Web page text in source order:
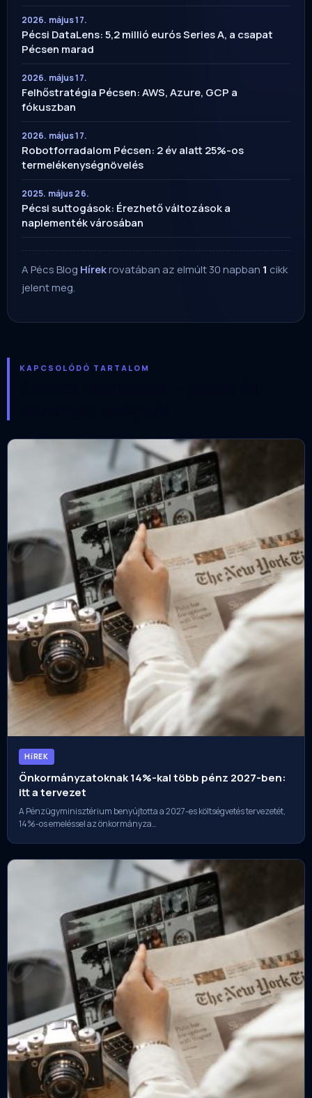
2026. május 17.
Pécsi DataLens: 5,2 millió eurós Series A, a csapat
Pécsen marad
2026. május 17.
Felhőstratégia Pécsen: AWS, Azure, GCP a
fókuszban
2026. május 17.
Robotforradalom Pécsen: 2 év alatt 25%-os
termelékenységnövelés
2025. május 26.
Pécsi suttogások: Érezhető változások a
naplementék városában
A Pécs Blog Hírekrovatában az elmúlt 30 napban 1 cikk
jelent meg.
KAPCSOLÓDÓ TARTALOM
HíREK
Önkormányzatoknak 14%-kal több pénz 2027-ben:
itt a tervezet
A Pénzügyminisztérium benyújtotta a 2027-es költségvetés tervezetét,
14%-os emeléssel az önkormányza…